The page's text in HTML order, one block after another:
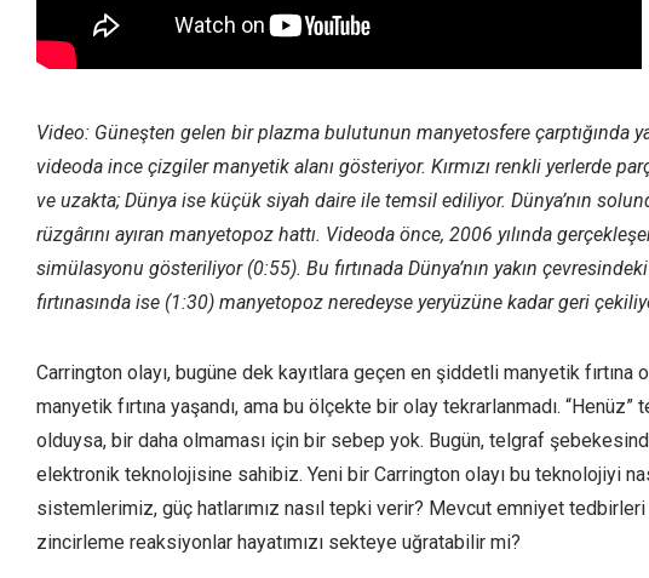
Video: Güneşten gelen bir plazma bulutunun manyetosfere çarptığında
videoda ince çizgiler manyetik alanı gösteriyor. Kırmızı renkli yerlerde
ve uzakta; Dünya ise küçük siyah daire ile temsil ediliyor. Dünya’nın
rüzgârını ayıran manyetopoz hattı. Videoda önce, 2006 yılında
simülasyonu gösteriliyor (0:55). Bu fırtınada Dünya’nın yakın
fırtınasında ise (1:30) manyetopoz neredeyse yeryüzüne kadar geri
Carrington olayı, bugüne dek kayıtlara geçen en şiddetli manyetik
manyetik fırtına yaşandı, ama bu ölçekte bir olay tekrarlanmadı.
olduysa, bir daha olmaması için bir sebep yok. Bugün, telgraf
elektronik teknolojisine sahibiz. Yeni bir Carrington olayı bu teknolojiyi
sistemlerimiz, güç hatlarımız nasıl tepki verir? Mevcut emniyet
zincirleme reaksiyonlar hayatımızı sekteye uğratabilir mi?